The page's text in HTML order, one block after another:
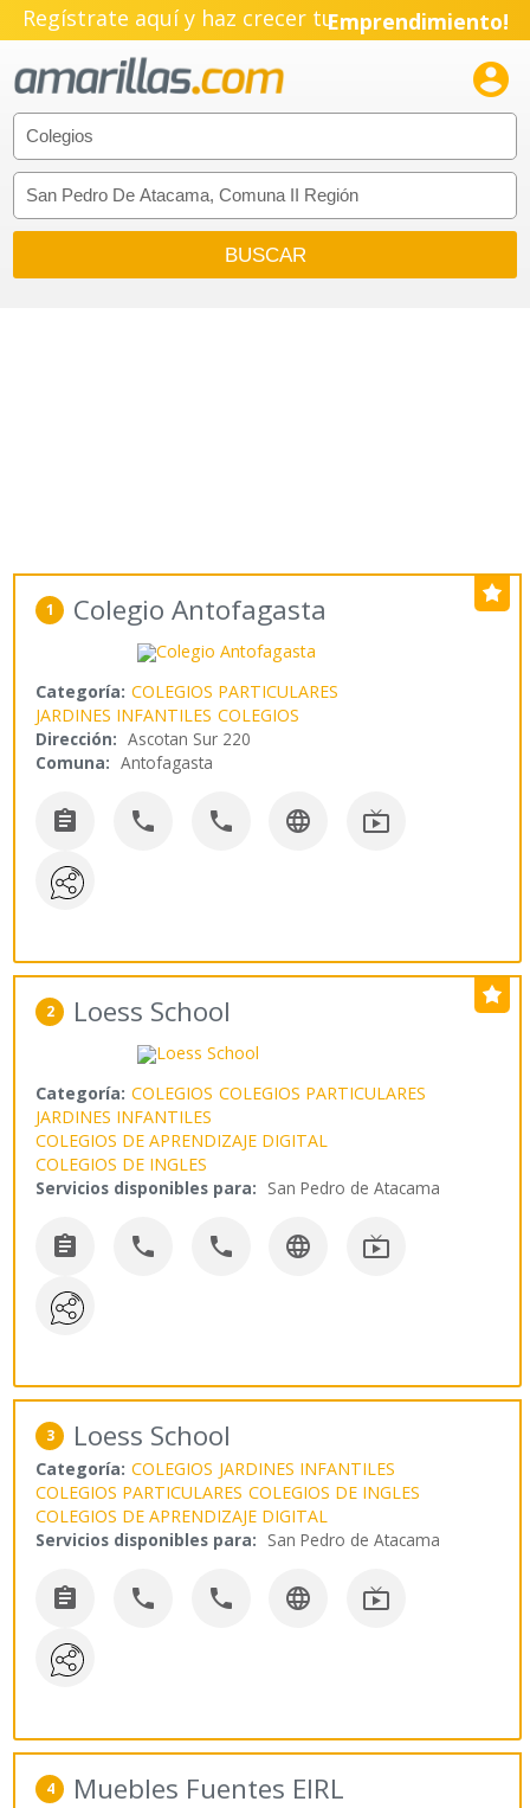
Regístrate aquí y haz crecer tuEmprendimiento!

1 Colegio Antofagasta
Categoría: COLEGIOS PARTICULARES
JARDINES INFANTILES COLEGIOS
Dirección: Ascotan Sur 220
Comuna: Antofagasta
    
2 Loess School
Categoría: COLEGIOS COLEGIOS PARTICULARES
JARDINES INFANTILES
COLEGIOS DE APRENDIZAJE DIGITAL
COLEGIOS DE INGLES
Servicios disponibles para: San Pedro de Atacama
    
3 Loess School
Categoría: COLEGIOS JARDINES INFANTILES
COLEGIOS PARTICULARES COLEGIOS DE INGLES
COLEGIOS DE APRENDIZAJE DIGITAL
Servicios disponibles para: San Pedro de Atacama
    
4 Muebles Fuentes EIRL